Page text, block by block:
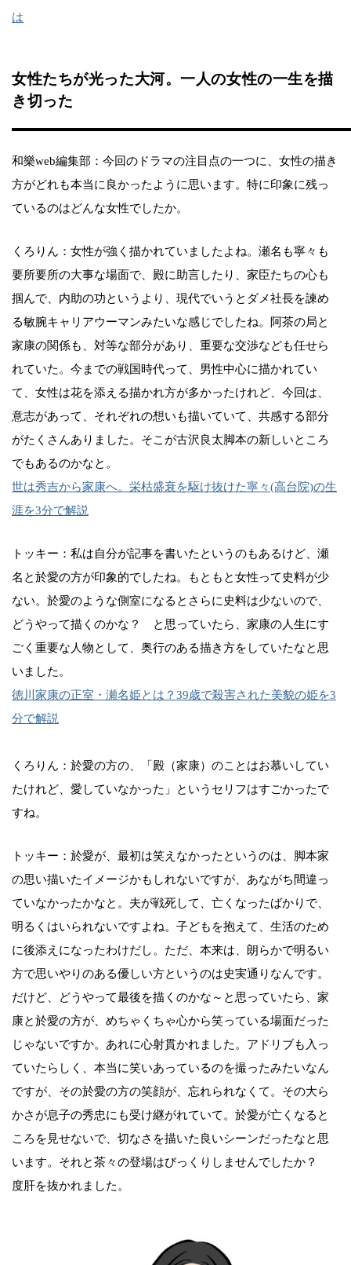
は
女性たちが光った大河。一人の女性の一生を描
き切った
和樂web編集部：今回のドラマの注目点の一つに、女性の描き
方がどれも本当に良かったように思います。特に印象に残っ
ているのはどんな女性でしたか。
くろりん：女性が強く描かれていましたよね。瀬名も寧々も
要所要所の大事な場面で、殿に助言したり、家臣たちの心も
掴んで、内助の功というより、現代でいうとダメ社長を諫め
る敏腕キャリアウーマンみたいな感じでしたね。阿茶の局と
家康の関係も、対等な部分があり、重要な交渉なども任せら
れていた。今までの戦国時代って、男性中心に描かれてい
て、女性は花を添える描かれ方が多かったけれど、今回は、
意志があって、それぞれの想いも描いていて、共感する部分
がたくさんありました。そこが古沢良太脚本の新しいところ
でもあるのかなと。
世は秀吉から家康へ。栄枯盛衰を駆け抜けた寧々(高台院)の生
涯を3分で解説
トッキー：私は自分が記事を書いたというのもあるけど、瀬
名と於愛の方が印象的でしたね。もともと女性って史料が少
ない。於愛のような側室になるとさらに史料は少ないので、
どうやって描くのかな？ と思っていたら、家康の人生にす
ごく重要な人物として、奥行のある描き方をしていたなと思
いました。
徳川家康の正室・瀬名姫とは？39歳で殺害された美貌の姫を3
分で解説
くろりん：於愛の方の、「殿（家康）のことはお慕いしてい
たけれど、愛していなかった」というセリフはすごかったで
すね。
トッキー：於愛が、最初は笑えなかったというのは、脚本家
の思い描いたイメージかもしれないですが、あながち間違っ
ていなかったかなと。夫が戦死して、亡くなったばかりで、
明るくはいられないですよね。子どもを抱えて、生活のため
に後添えになったわけだし。ただ、本来は、朗らかで明るい
方で思いやりのある優しい方というのは史実通りなんです。
だけど、どうやって最後を描くのかな～と思っていたら、家
康と於愛の方が、めちゃくちゃ心から笑っている場面だった
じゃないですか。あれに心射貫かれました。アドリブも入っ
ていたらしく、本当に笑いあっているのを撮ったみたいなん
ですが、その於愛の方の笑顔が、忘れられなくて。その大ら
かさが息子の秀忠にも受け継がれていて。於愛が亡くなると
ころを見せないで、切なさを描いた良いシーンだったなと思
います。それと茶々の登場はびっくりしませんでしたか？
度肝を抜かれました。